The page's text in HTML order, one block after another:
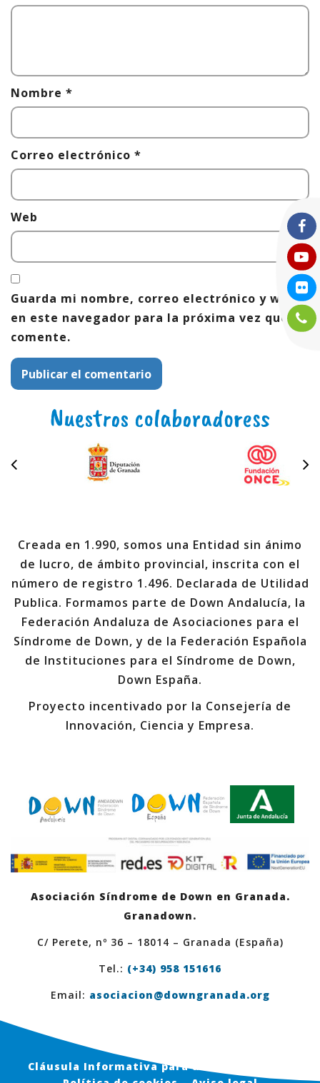
Nombre *
Correo electrónico *
Web
Guarda mi nombre, correo electrónico y web
en este navegador para la próxima vez que
comente.
Nuestros colaboradoress
Creada en 1.990, somos una Entidad sin ánimo
de lucro, de ámbito provincial, inscrita con el
número de registro 1.496. Declarada de Utilidad
Publica. Formamos parte de Down Andalucía, la
Federación Andaluza de Asociaciones para el
Síndrome de Down, y de la Federación Española
de Instituciones para el Síndrome de Down,
Down España.
Proyecto incentivado por la Consejería de
Innovación, Ciencia y Empresa.
Asociación Síndrome de Down en Granada.
Granadown.
C/ Perete, nº 36 – 18014 – Granada (España)
Tel.: (+34) 958 151616
Email: asociacion@downgranada.org
Cláusula Informativa para usuarios en Web